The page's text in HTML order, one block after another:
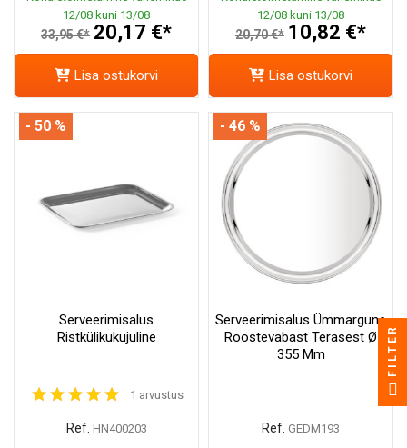
12/08 kuni 13/08
33,95 €* 20,17 €*
Lisa ostukorvi
12/08 kuni 13/08
20,70 €* 10,82 €*
Lisa ostukorvi
Serveerimisalus
Ristkülikukujuline
1 arvustus
Ref. HN400203
- 50 %
Serveerimisalus Ümmargune
Roostevabast Terasest Ø
355 Mm
Ref. GEDM193
- 46 %
FILTER